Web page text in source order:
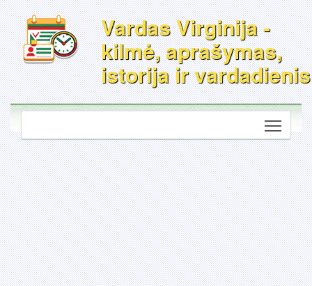
Vardas Virginija -
kilmė, aprašymas,
istorija ir vardadienis